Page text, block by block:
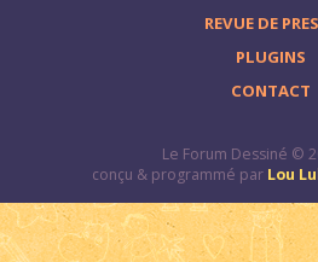
REVUE DE
PLUGINS
CONTACT
Le Forum Dessiné ©
conçu & programmé par Lou